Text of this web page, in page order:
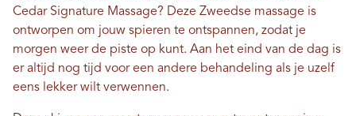
Cedar Signature Massage? Deze Zweedse massage is
ontworpen om jouw spieren te ontspannen, zodat je
morgen weer de piste op kunt. Aan het eind van de dag is
er altijd nog tijd voor een andere behandeling als je uzelf
eens lekker wilt verwennen.